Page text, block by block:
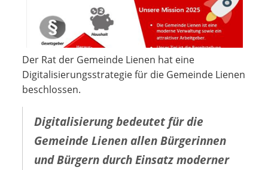
Der Rat der Gemeinde Lienen hat eine
Digitalisierungsstrategie für die Gemeinde Lienen
beschlossen.
Digitalisierung bedeutet für die
Gemeinde Lienen allen Bürgerinnen
und Bürgern durch Einsatz moderner